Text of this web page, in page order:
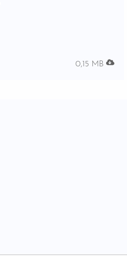
0,15 MB